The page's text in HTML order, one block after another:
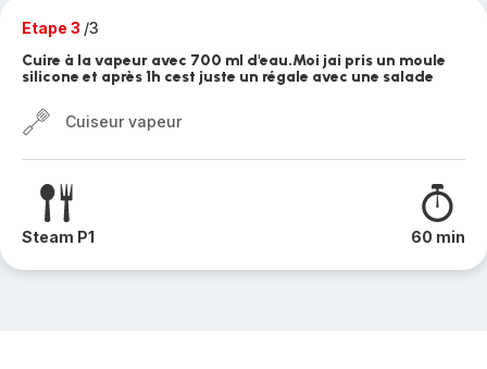
Etape 3 /3
Cuire à la vapeur avec 700 ml d'eau.Moi jai pris un moule
silicone et après 1h cest juste un régale avec une salade
Cuiseur vapeur
Steam P1 60 min